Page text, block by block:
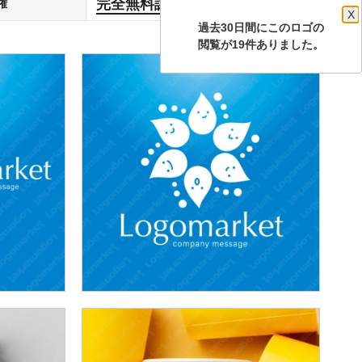
過去30日間にこのロゴの
X
閲覧が19件ありました。